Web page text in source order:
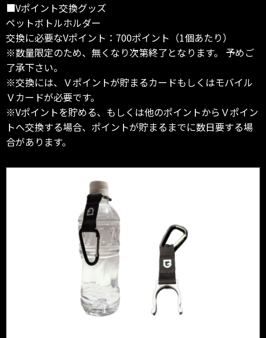
■Vポイント交換グッズ
ペットボトルホルダー
交換に必要なVポイント：700ポイント（1個あたり）
※数量限定のため、無くなり次第終了となります。 予めご
了承下さい。
※交換には、Ｖポイントが貯まるカードもしくはモバイル
Ｖカードが必要です。
※Vポイントを貯める、もしくは他のポイントからＶポイン
トへ交換する場合、ポイントが貯まるまでに数日要する場
合があります。